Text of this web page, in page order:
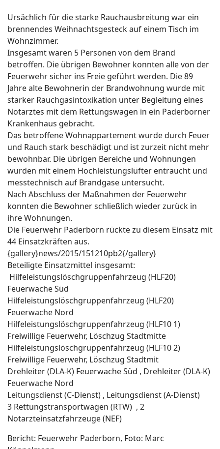
Ursächlich für die starke Rauchausbreitung war ein
brennendes Weihnachtsgesteck auf einem Tisch im
Wohnzimmer.
Insgesamt waren 5 Personen von dem Brand
betroffen. Die übrigen Bewohner konnten alle von der
Feuerwehr sicher ins Freie geführt werden. Die 89
Jahre alte Bewohnerin der Brandwohnung wurde mit
starker Rauchgasintoxikation unter Begleitung eines
Notarztes mit dem Rettungswagen in ein Paderborner
Krankenhaus gebracht.
Das betroffene Wohnappartement wurde durch Feuer
und Rauch stark beschädigt und ist zurzeit nicht mehr
bewohnbar. Die übrigen Bereiche und Wohnungen
wurden mit einem Hochleistungslüfter entraucht und
messtechnisch auf Brandgase untersucht.
Nach Abschluss der Maßnahmen der Feuerwehr
konnten die Bewohner schließlich wieder zurück in
ihre Wohnungen.
Die Feuerwehr Paderborn rückte zu diesem Einsatz mit
44 Einsatzkräften aus.
{gallery}news/2015/151210pb2{/gallery}
Beteiligte Einsatzmittel insgesamt:
Hilfeleistungslöschgruppenfahrzeug (HLF20)
Feuerwache Süd
Hilfeleistungslöschgruppenfahrzeug (HLF20)
Feuerwache Nord
Hilfeleistungslöschgruppenfahrzeug (HLF10 1)
Freiwillige Feuerwehr, Löschzug Stadtmitte
Hilfeleistungslöschgruppenfahrzeug (HLF10 2)
Freiwillige Feuerwehr, Löschzug Stadtmit
Drehleiter (DLA-K) Feuerwache Süd , Drehleiter (DLA-K)
Feuerwache Nord
Leitungsdienst (C-Dienst) , Leitungsdienst (A-Dienst)
3 Rettungstransportwagen (RTW) , 2
Notarzteinsatzfahrzeuge (NEF)
Bericht: Feuerwehr Paderborn, Foto: Marc